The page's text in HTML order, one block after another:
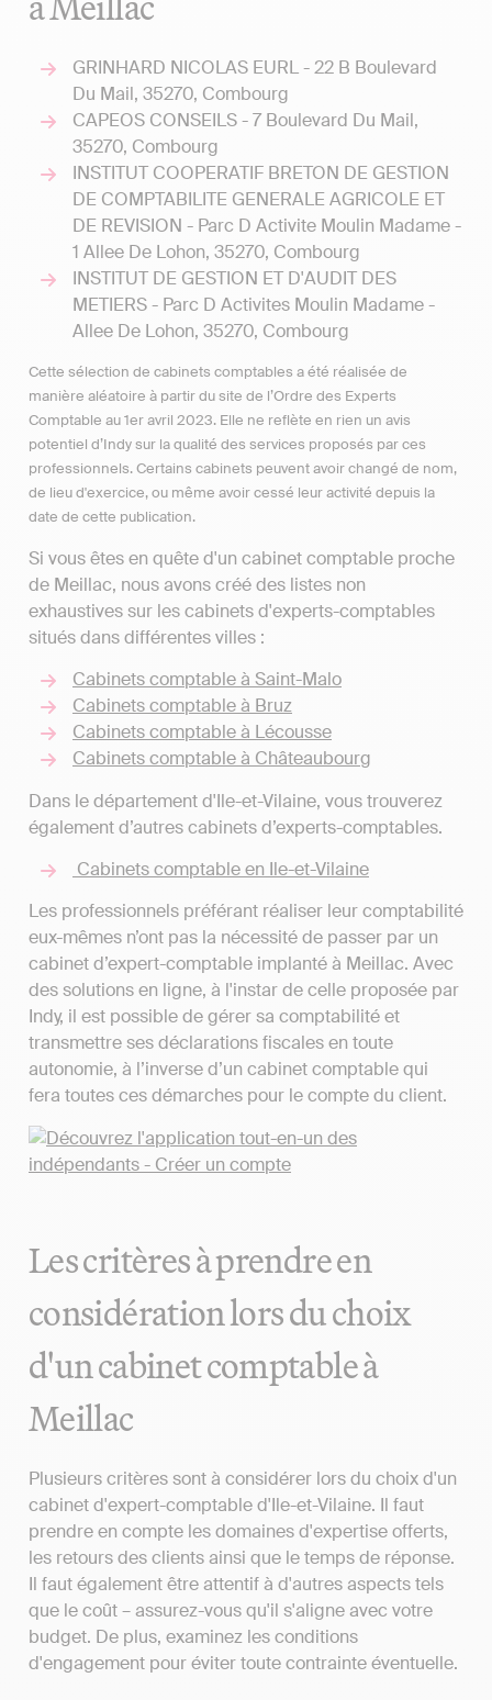
GRINHARD NICOLAS EURL - 22 B Boulevard
Du Mail, 35270, Combourg
CAPEOS CONSEILS - 7 Boulevard Du Mail,
35270, Combourg
INSTITUT COOPERATIF BRETON DE GESTION
DE COMPTABILITE GENERALE AGRICOLE ET
DE REVISION - Parc D Activite Moulin Madame -
1 Allee De Lohon, 35270, Combourg
INSTITUT DE GESTION ET D'AUDIT DES
METIERS - Parc D Activites Moulin Madame -
Allee De Lohon, 35270, Combourg
Cette sélection de cabinets comptables a été réalisée de
manière aléatoire à partir du site de l’Ordre des Experts
Comptable au 1er avril 2023. Elle ne reflète en rien un avis
potentiel d’Indy sur la qualité des services proposés par ces
professionnels. Certains cabinets peuvent avoir changé de nom,
de lieu d'exercice, ou même avoir cessé leur activité depuis la
date de cette publication.
Si vous êtes en quête d'un cabinet comptable proche
de Meillac, nous avons créé des listes non
exhaustives sur les cabinets d'experts-comptables
situés dans différentes villes :
Cabinets comptable à Saint-Malo
Cabinets comptable à Bruz
Cabinets comptable à Lécousse
Cabinets comptable à Châteaubourg
Dans le département d'Ile-et-Vilaine, vous trouverez
également d’autres cabinets d’experts-comptables.
Cabinets comptable en Ile-et-Vilaine
Les professionnels préférant réaliser leur comptabilité
eux-mêmes n’ont pas la nécessité de passer par un
cabinet d’expert-comptable implanté à Meillac. Avec
des solutions en ligne, à l'instar de celle proposée par
Indy, il est possible de gérer sa comptabilité et
transmettre ses déclarations fiscales en toute
autonomie, à l’inverse d’un cabinet comptable qui
fera toutes ces démarches pour le compte du client.
Les critères à prendre en
considération lors du choix
d'un cabinet comptable à
Meillac
Plusieurs critères sont à considérer lors du choix d'un
cabinet d'expert-comptable d'Ile-et-Vilaine. Il faut
prendre en compte les domaines d'expertise offerts,
les retours des clients ainsi que le temps de réponse.
Il faut également être attentif à d'autres aspects tels
que le coût – assurez-vous qu'il s'aligne avec votre
budget. De plus, examinez les conditions
d'engagement pour éviter toute contrainte éventuelle.